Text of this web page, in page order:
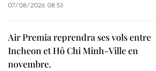
07/08/2026 08:53
Air Premia reprendra ses vols entre
Incheon et Hô Chi Minh-Ville en
novembre.